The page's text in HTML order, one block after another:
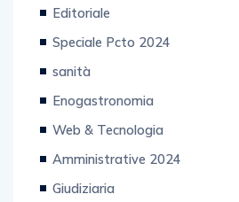
Editoriale
Speciale Pcto 2024
sanità
Enogastronomia
Web & Tecnologia
Amministrative 2024
Giudiziaria